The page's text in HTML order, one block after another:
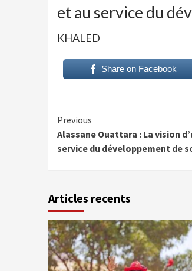
et au service du
KHALED
Share on Facebook
Continue
Reading
Previous
Alassane Ouattara : La vision
service du développement de
Articles recents